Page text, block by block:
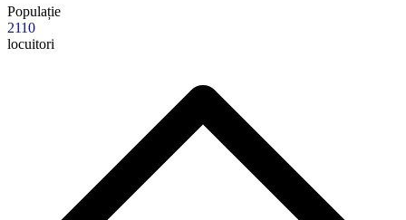
Populație
2110
locuitori